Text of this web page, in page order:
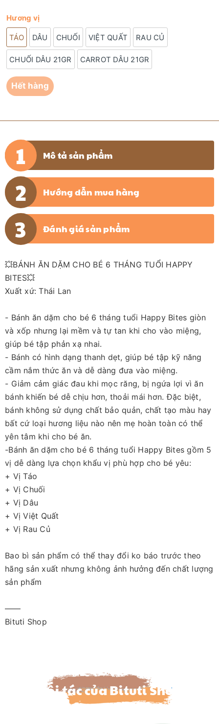
Hương vị
TÁO DÂU CHUỐI VIỆT QUẤT RAU CỦ
CHUỐI DÂU 21GR CARROT DÂU 21GR
Hết hàng
Mô tả sản phẩm
Hướng dẫn mua hàng
Đánh giá sản phẩm
💥BÁNH ĂN DẶM CHO BÉ 6 THÁNG TUỔI HAPPY
BITES💥
Xuất xứ: Thái Lan
- Bánh ăn dặm cho bé 6 tháng tuổi Happy Bites giòn
và xốp nhưng lại mềm và tự tan khi cho vào miệng,
giúp bé tập phản xạ nhai.
- Bánh có hình dạng thanh dẹt, giúp bé tập kỹ năng
cầm nắm thức ăn và dễ dàng đưa vào miệng.
- Giảm cảm giác đau khi mọc răng, bị ngứa lợi vì ăn
bánh khiến bé dễ chịu hơn, thoải mái hơn. Đặc biệt,
bánh không sử dụng chất bảo quản, chất tạo màu hay
bất cứ loại hương liệu nào nên mẹ hoàn toàn có thể
yên tâm khi cho bé ăn.
-Bánh ăn dặm cho bé 6 tháng tuổi Happy Bites gồm 5
vị dễ dàng lựa chọn khẩu vị phù hợp cho bé yêu:
+ Vị Táo
+ Vị Chuối
+ Vị Dâu
+ Vị Việt Quất
+ Vị Rau Củ
Bao bì sản phẩm có thể thay đổi ko báo trước theo
hãng sản xuất nhưng không ảnh hưởng đến chất lượng
sản phẩm
——
Bituti Shop
Đối tác của Bituti Shop